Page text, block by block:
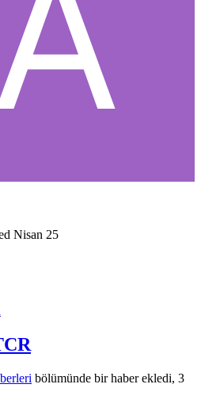
Nisan 25
bölümünde bir haber ekledi, 3